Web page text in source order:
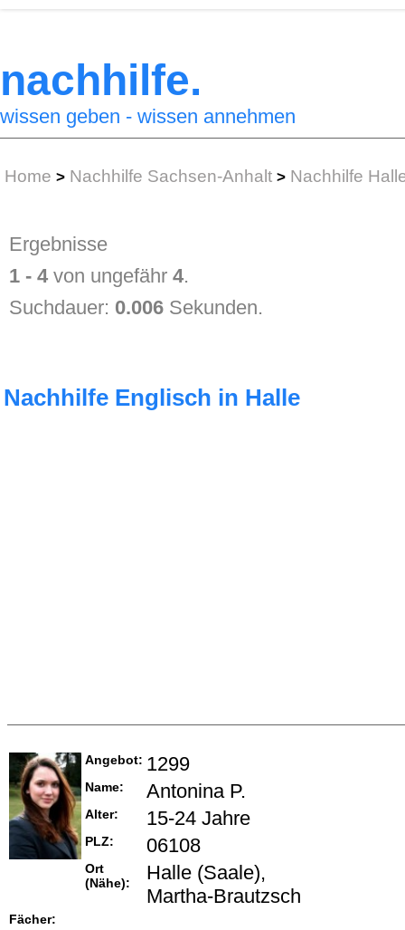
nachhilfe.
wissen geben - wissen annehmen
Home > Nachhilfe Sachsen-Anhalt > Nachhilfe
Ergebnisse
1 - 4 von ungefähr4.
Suchdauer: 0.006 Sekunden.
Nachhilfe Englisch in Halle
Angebot: 1299
Name: Antonina P.
Alter: 15-24 Jahre
PLZ: 06108
Ort
(Nähe):
Halle (Saale),
Martha-Brautzsch
Fächer: